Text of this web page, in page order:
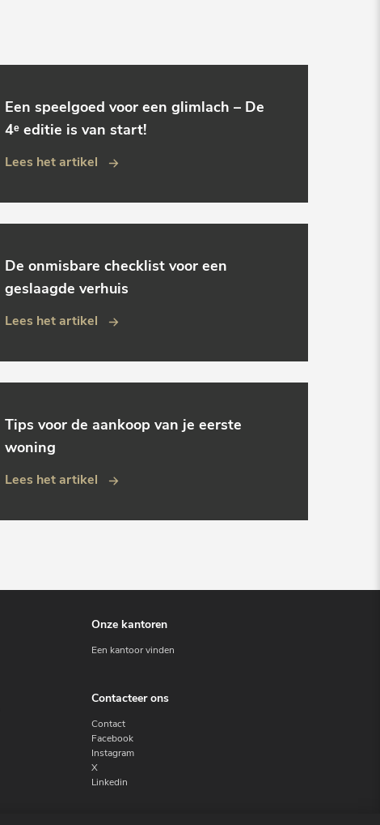
Een speelgoed voor een glimlach – De
4ᵉ editie is van start!
Lees het artikel
De onmisbare checklist voor een
geslaagde verhuis
Lees het artikel
Tips voor de aankoop van je eerste
woning
Lees het artikel
Onze kantoren
Een kantoor vinden
Contacteer ons
Contact
Facebook
Instagram
X
Linkedin